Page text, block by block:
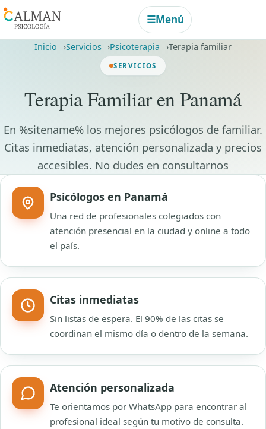
☰Menú
Inicio Servicios Psicoterapia Terapia familiar
SERVICIOS
Terapia Familiar en Panamá
En %sitename% los mejores psicólogos de familiar.
Citas inmediatas, atención personalizada y precios
accesibles. No dudes en consultarnos
Psicólogos en Panamá
Una red de profesionales colegiados con
atención presencial en la ciudad y online a todo
el país.
Citas inmediatas
Sin listas de espera. El 90% de las citas se
coordinan el mismo día o dentro de la semana.
Atención personalizada
Te orientamos por WhatsApp para encontrar al
profesional ideal según tu motivo de consulta.